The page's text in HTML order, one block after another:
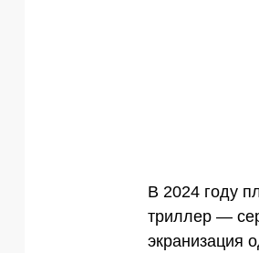
В 2024 году
триллер —
экранизация